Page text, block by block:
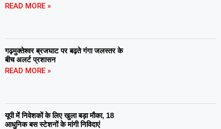
READ MORE »
गढ़मुक्तेश्वर ब्रजघाट पर बढ़ते गंगा जलस्तर के
बीच अलर्ट प्रशासन
READ MORE »
यूपी में निवेशकों के लिए खुला बड़ा मौका, 18
आधुनिक बस स्टेशनों के मांगी निविदाएं